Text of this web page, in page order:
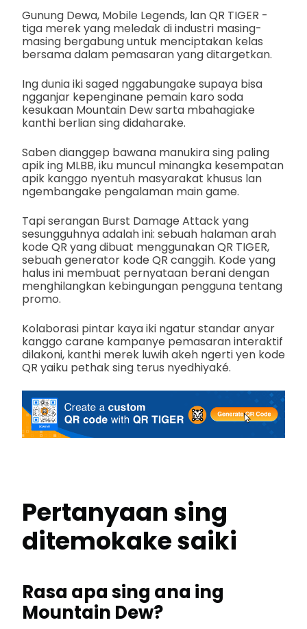
Gunung Dewa, Mobile Legends, lan QR TIGER -
tiga merek yang meledak di industri masing-
masing bergabung untuk menciptakan kelas
bersama dalam pemasaran yang ditargetkan.
Ing dunia iki saged nggabungake supaya bisa
ngganjar kepenginane pemain karo soda
kesukaan Mountain Dew sarta mbahagiake
kanthi berlian sing didaharake.
Saben dianggep bawana manukira sing paling
apik ing MLBB, iku muncul minangka kesempatan
apik kanggo nyentuh masyarakat khusus lan
ngembangake pengalaman main game.
Tapi serangan Burst Damage Attack yang
sesungguhnya adalah ini: sebuah halaman arah
kode QR yang dibuat menggunakan QR TIGER,
sebuah generator kode QR canggih. Kode yang
halus ini membuat pernyataan berani dengan
menghilangkan kebingungan pengguna tentang
promo.
Kolaborasi pintar kaya iki ngatur standar anyar
kanggo carane kampanye pemasaran interaktif
dilakoni, kanthi merek luwih akeh ngerti yen kode
QR yaiku pethak sing terus nyedhiyaké.
Pertanyaan sing
ditemokake saiki
Rasa apa sing ana ing
Mountain Dew?